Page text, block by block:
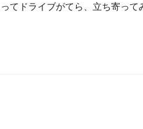
てドライブがてら、立ち寄って